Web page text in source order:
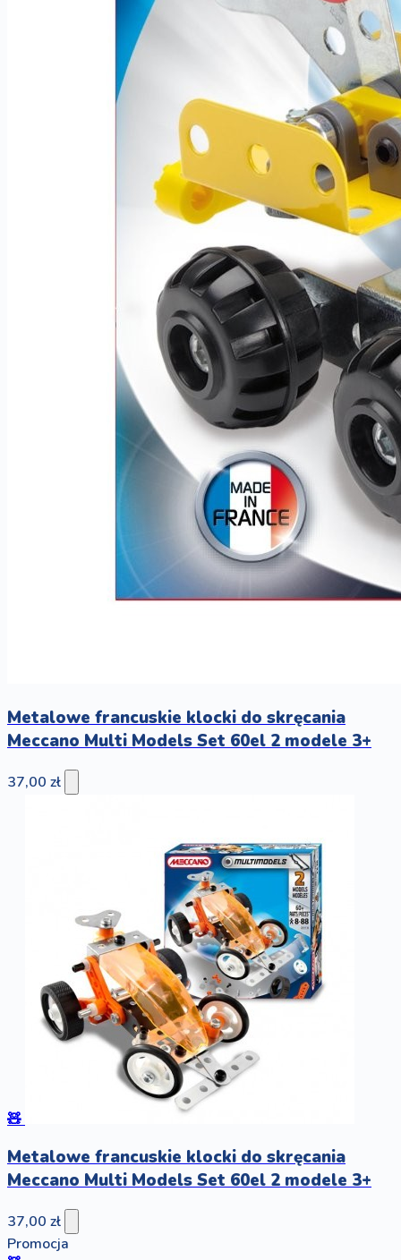
Metalowe francuskie klocki do skręcania
Meccano Multi Models Set 60el 2 modele 3+
37,00 zł
🧸
Metalowe francuskie klocki do skręcania
Meccano Multi Models Set 60el 2 modele 3+
37,00 zł
Promocja